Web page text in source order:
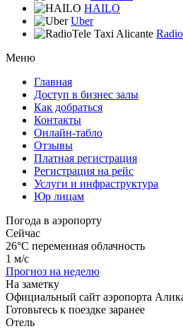
HAILO
Uber
Меню
Главная
Доступ в бизнес залы
Как добраться
Контакты
Онлайн-табло
Отзывы
Платная регистрация
Регистрация на рейс
Услуги и инфраструктура
Юр лицам
Погода в аэропорту
Сейчас
26°C переменная облачность
1 м/с
Прогноз на неделю
На заметку
Официальный сайт аэропорта
Готовьтесь к поездке заранее
Отель